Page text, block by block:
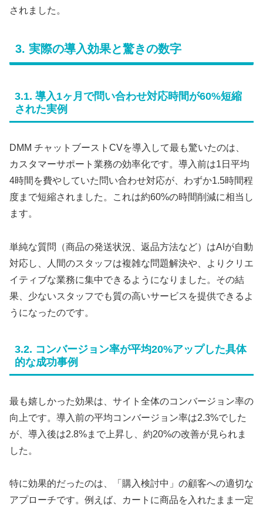
されました。
3. 実際の導入効果と驚きの数字
3.1. 導入1ヶ月で問い合わせ対応時間が60%短縮
された実例
DMM チャットブーストCVを導入して最も驚いたのは、
カスタマーサポート業務の効率化です。導入前は1日平均
4時間を費やしていた問い合わせ対応が、わずか1.5時間程
度まで短縮されました。これは約60%の時間削減に相当し
ます。
単純な質問（商品の発送状況、返品方法など）はAIが自動
対応し、人間のスタッフは複雑な問題解決や、よりクリエ
イティブな業務に集中できるようになりました。その結
果、少ないスタッフでも質の高いサービスを提供できるよ
うになったのです。
3.2. コンバージョン率が平均20%アップした具体
的な成功事例
最も嬉しかった効果は、サイト全体のコンバージョン率の
向上です。導入前の平均コンバージョン率は2.3%でした
が、導入後は2.8%まで上昇し、約20%の改善が見られま
した。
特に効果的だったのは、「購入検討中」の顧客への適切な
アプローチです。例えば、カートに商品を入れたまま一定